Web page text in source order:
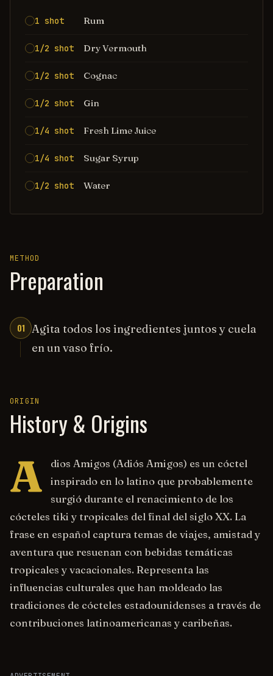
1 shot Rum
1/2 shot Dry Vermouth
1/2 shot Cognac
1/2 shot Gin
1/4 shot Fresh Lime Juice
1/4 shot Sugar Syrup
1/2 shot Water
METHOD
Preparation
01 Agita todos los ingredientes juntos y cuela
en un vaso frío.
ORIGIN
History & Origins
A
dios Amigos (Adiós Amigos) es un cóctel
inspirado en lo latino que probablemente
surgió durante el renacimiento de los
cócteles tiki y tropicales del final del siglo XX. La
frase en español captura temas de viajes, amistad y
aventura que resuenan con bebidas temáticas
tropicales y vacacionales. Representa las
influencias culturales que han moldeado las
tradiciones de cócteles estadounidenses a través de
contribuciones latinoamericanas y caribeñas.